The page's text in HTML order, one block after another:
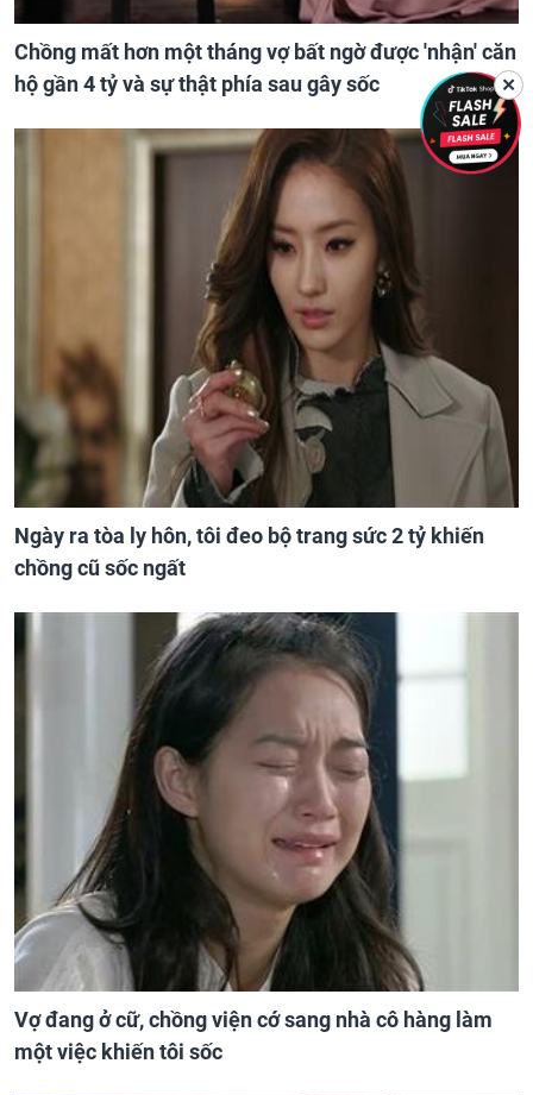
Chồng mất hơn một tháng vợ bất ngờ được 'nhận' căn
hộ gần 4 tỷ và sự thật phía sau gây sốc
Ngày ra tòa ly hôn, tôi đeo bộ trang sức 2 tỷ khiến
chồng cũ sốc ngất
Vợ đang ở cữ, chồng viện cớ sang nhà cô hàng làm
một việc khiến tôi sốc
✕